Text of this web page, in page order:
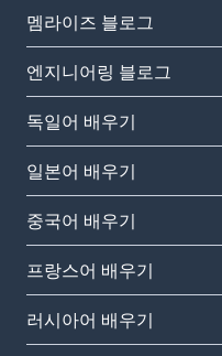
멤라이즈 블로그
엔지니어링 블로그
독일어 배우기
일본어 배우기
중국어 배우기
프랑스어 배우기
러시아어 배우기